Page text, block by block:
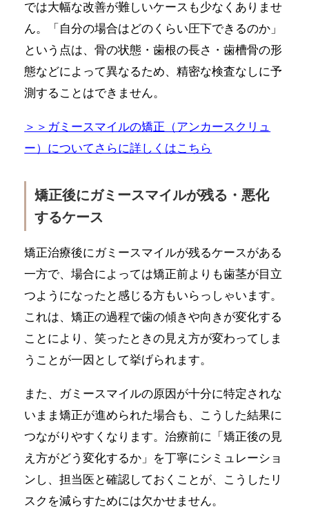
では大幅な改善が難しいケースも少なくありませ
ん。「自分の場合はどのくらい圧下できるのか」
という点は、骨の状態・歯根の長さ・歯槽骨の形
態などによって異なるため、精密な検査なしに予
測することはできません。
＞＞ガミースマイルの矯正（アンカースクリュ
ー）についてさらに詳しくはこちら
矯正後にガミースマイルが残る・悪化
するケース
矯正治療後にガミースマイルが残るケースがある
一方で、場合によっては矯正前よりも歯茎が目立
つようになったと感じる方もいらっしゃいます。
これは、矯正の過程で歯の傾きや向きが変化する
ことにより、笑ったときの見え方が変わってしま
うことが一因として挙げられます。
また、ガミースマイルの原因が十分に特定されな
いまま矯正が進められた場合も、こうした結果に
つながりやすくなります。治療前に「矯正後の見
え方がどう変化するか」を丁寧にシミュレーショ
ンし、担当医と確認しておくことが、こうしたリ
スクを減らすためには欠かせません。